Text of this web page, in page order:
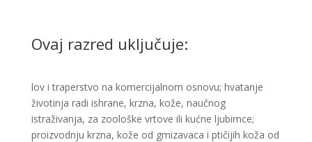
Ovaj razred uključuje:
lov i traperstvo na komercijalnom osnovu; hvatanje
životinja radi ishrane, krzna, kože, naučnog
istraživanja, za zoološke vrtove ili kućne ljubimce;
proizvodnju krzna, kože od gmizavaca i ptičijih koža od